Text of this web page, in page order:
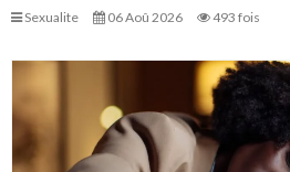
Sexualite 06 Aoû 2026 493 fois